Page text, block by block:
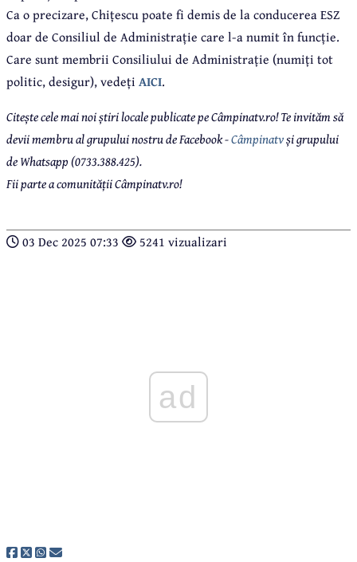
Ca o precizare,Chițescu poate fi demis de la conducerea ESZ
doar de Consiliul de Administrație care l-a numit în funcție.
Care sunt membrii Consiliului de Administrație (numiți tot
politic, desigur), vedeți AICI.
Citește cele mai noi știri locale publicate pe Câmpinatv.ro! Te invităm să
devii membru al grupului nostru de Facebook -Câmpinatvși grupului
de Whatsapp (0733.388.425).
Fii parte a comunității Câmpinatv.ro!
03 Dec 2025 07:33 5241 vizualizari
ad